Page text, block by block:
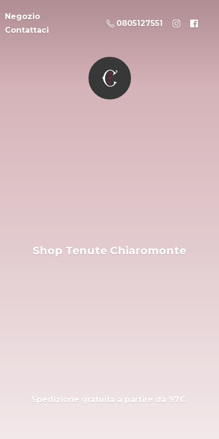
Negozio
Contattaci
0805127551
Shop Tenute Chiaromonte
Spedizione gratuita a partire da 97€